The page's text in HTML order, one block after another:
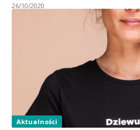
26/10/2020
Aktualności